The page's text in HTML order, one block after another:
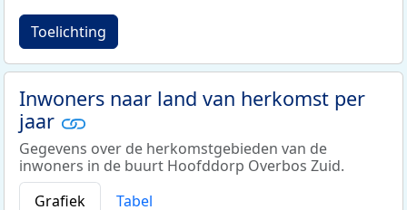
Toelichting
Inwoners naar land van herkomst per
jaar
Gegevens over de herkomstgebieden van de
inwoners in de buurt Hoofddorp Overbos Zuid.
Grafiek
Tabel